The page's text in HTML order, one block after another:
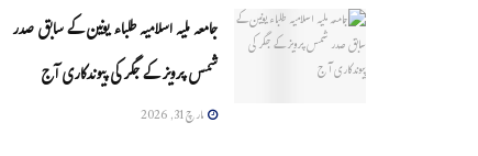
جامعہ ملیہ اسلامیہ طلباء یونین کے سابق صدر
شمس پرویز کے جگر کی پیوندکاری آج
مارچ 31, 2026